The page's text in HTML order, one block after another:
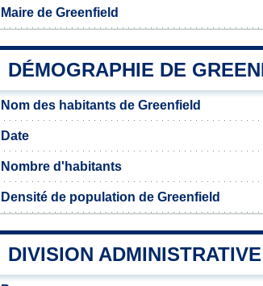
Maire de Greenfield
DÉMOGRAPHIE DE
Nom des habitants de Greenfield
Date
Nombre d'habitants
Densité de population de Greenfield
DIVISION